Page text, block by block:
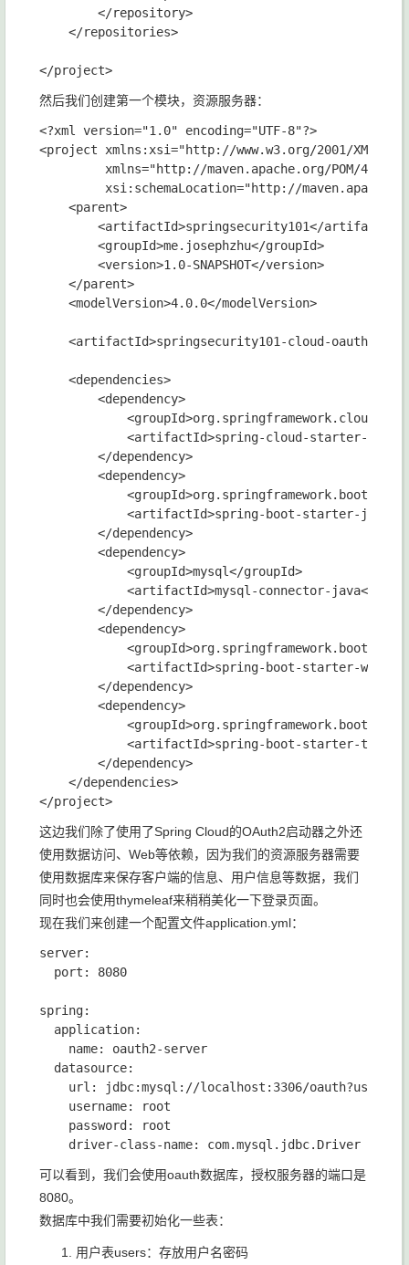
        </repository>
    </repositories>
然后我们创建第一个模块，资源服务器：
<?xml version="1.0" encoding="UTF-8"?>
<project xmlns:xsi="http://www.w3.org/2001/
         xmlns="http://maven.apache.org/POM/4.0.0"
xsi:schemaLocation="http://
    <parent>
        <artifactId>springsecurity101</artifactId>
        <groupId>me.josephzhu</groupId>
        <version>1.0-SNAPSHOT</version>
    </parent>
    <modelVersion>4.0.0</modelVersion>
<artifactId>springsecurity101-cloud-oauth2-
    <dependencies>
        <dependency>
<groupId>org.springframework.cloud</
<artifactId>spring-cloud-starter-
        </dependency>
        <dependency>
<groupId>org.springframework.boot</
<artifactId>spring-boot-starter-jdbc</
        </dependency>
        <dependency>
            <groupId>mysql</groupId>
<artifactId>mysql-connector-java</
        </dependency>
        <dependency>
<groupId>org.springframework.boot</
<artifactId>spring-boot-starter-web</
        </dependency>
        <dependency>
<groupId>org.springframework.boot</
<artifactId>spring-boot-starter-
        </dependency>
    </dependencies>
这边我们除了使用了Spring Cloud的OAuth2启动器之外还
使用数据访问、Web等依赖，因为我们的资源服务器需要
使用数据库来保存客户端的信息、用户信息等数据，我们
同时也会使用thymeleaf来稍稍美化一下登录页面。
现在我们来创建一个配置文件application.yml：
server:
  port: 8080
spring:
  application:
    name: oauth2-server
  datasource:
url: jdbc:mysql://localhost:3306/
    username: root
    password: root
可以看到，我们会使用oauth数据库，授权服务器的端口是
8080。
数据库中我们需要初始化一些表：
用户表users：存放用户名密码